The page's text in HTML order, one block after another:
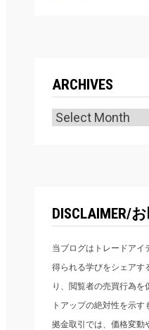
ARCHIVES
Archives
DISCLAIMER/
当ブログはトレードアイ
得られる学びをシェアす
り、閲覧者の売買行為を
トアップの絶対性を示
拠金取引では、価格変動